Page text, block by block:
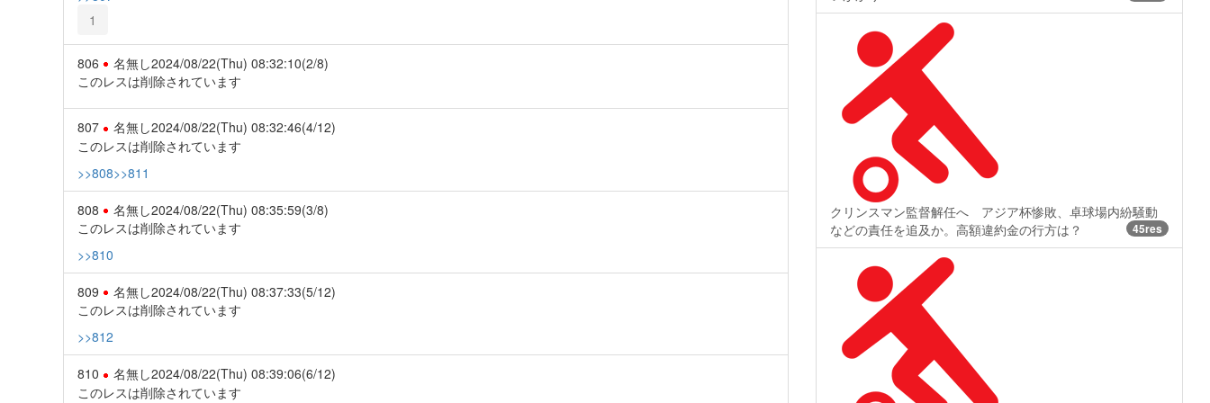
1
806 名無し2024/08/22(Thu) 08:32:10(2/8)
このレスは削除されています
807 名無し2024/08/22(Thu) 08:32:46(4/12)
このレスは削除されています
>>808>>811
808 名無し2024/08/22(Thu) 08:35:59(3/8)
このレスは削除されています
>>810
809 名無し2024/08/22(Thu) 08:37:33(5/12)
このレスは削除されています
>>812
810 名無し2024/08/22(Thu) 08:39:06(6/12)
このレスは削除されています
クリンスマン監督解任へ アジア杯惨敗、卓球場内紛騒動
などの責任を追及か。高額違約金の行方は？
45res